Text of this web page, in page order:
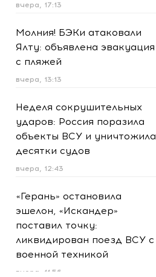
вчера, 17:13
Молния! БЭКи атаковали
Ялту: объявлена эвакуация
с пляжей
вчера, 13:13
Неделя сокрушительных
ударов: Россия поразила
объекты ВСУ и уничтожила
десятки судов
вчера, 12:43
«Герань» остановила
эшелон, «Искандер»
поставил точку:
ликвидирован поезд ВСУ с
военной техникой
вчера, 11:56